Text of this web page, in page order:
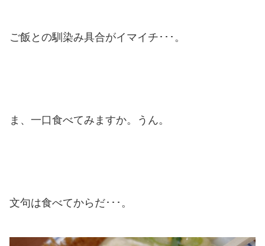
ご飯との馴染み具合がイマイチ･･･。
ま、一口食べてみますか。うん。
文句は食べてからだ･･･。